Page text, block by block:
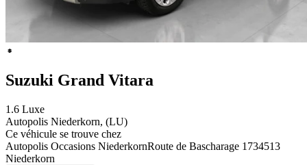
Suzuki Grand Vitara
1.6 Luxe
Autopolis Niederkorn, (LU)
Ce véhicule se trouve chez
Autopolis Occasions NiederkornRoute de Bascharage 1734513
Niederkorn